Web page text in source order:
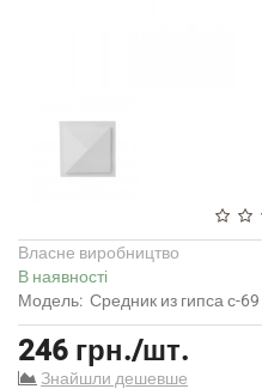
Власне виробництво
В наявності
Модель: Средник из гипса с-69
246 грн./шт.
Знайшли дешевше